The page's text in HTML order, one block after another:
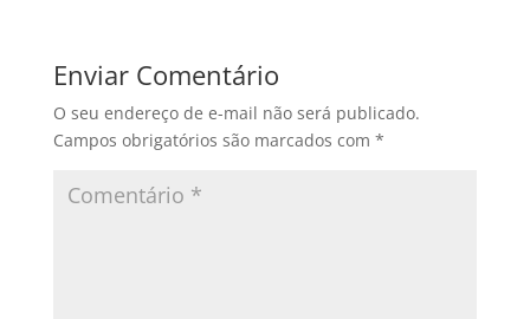
Enviar Comentário
O seu endereço de e-mail não será publicado.
Campos obrigatórios são marcados com *